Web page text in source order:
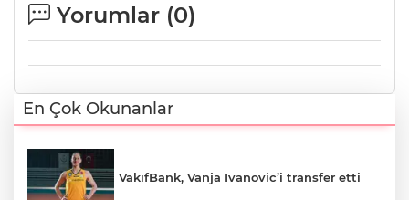
Yorumlar (0)
En Çok Okunanlar
VakıfBank, Vanja Ivanovic’i transfer etti